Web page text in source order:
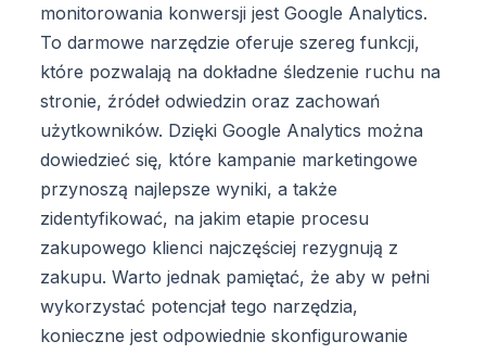
monitorowania konwersji jest Google Analytics.
To darmowe narzędzie oferuje szereg funkcji,
które pozwalają na dokładne śledzenie ruchu na
stronie, źródeł odwiedzin oraz zachowań
użytkowników. Dzięki Google Analytics można
dowiedzieć się, które kampanie marketingowe
przynoszą najlepsze wyniki, a także
zidentyfikować, na jakim etapie procesu
zakupowego klienci najczęściej rezygnują z
zakupu. Warto jednak pamiętać, że aby w pełni
wykorzystać potencjał tego narzędzia,
konieczne jest odpowiednie skonfigurowanie